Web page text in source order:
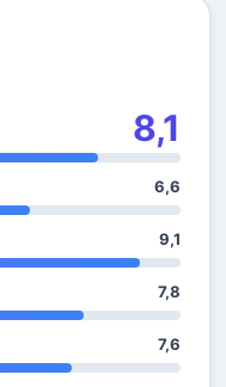
8,1
6,6
9,1
7,8
7,6